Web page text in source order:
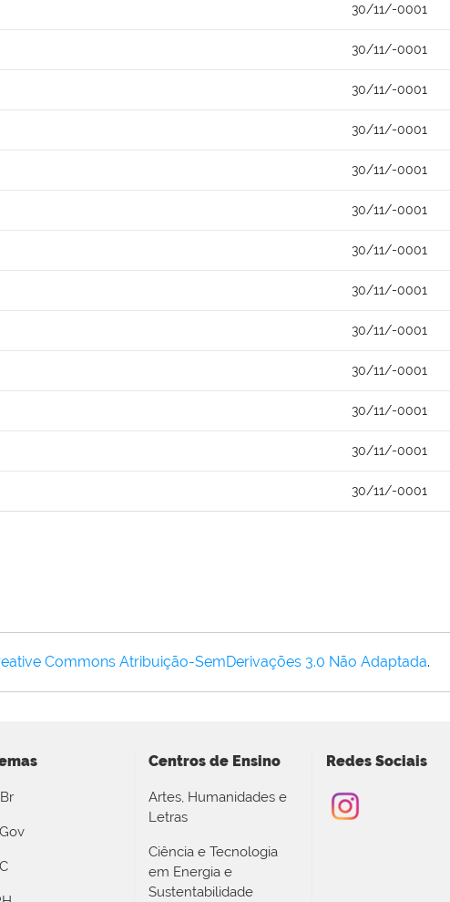
30/11/-0001
30/11/-0001
30/11/-0001
30/11/-0001
30/11/-0001
30/11/-0001
30/11/-0001
30/11/-0001
30/11/-0001
30/11/-0001
30/11/-0001
30/11/-0001
30/11/-0001
Commons Atribuição-SemDerivações 3.0 Não Adaptada.
Centros de Ensino
Artes, Humanidades e
Letras
Ciência e Tecnologia
em Energia e
Sustentabilidade
Redes Sociais